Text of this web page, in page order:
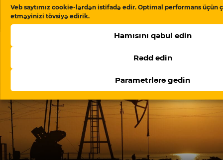
Veb saytımız cookie-lərdən istifadə edir. Optimal performans üçün
etməyinizi tövsiyə edirik.
Hamısını qəbul edin
Rədd edin
Parametrlərə gedin
ABŞ-nin TRIPP+ fondunun rəhbəri Ermənistanda
danışıqlar aparır: müzakirələrin detalları